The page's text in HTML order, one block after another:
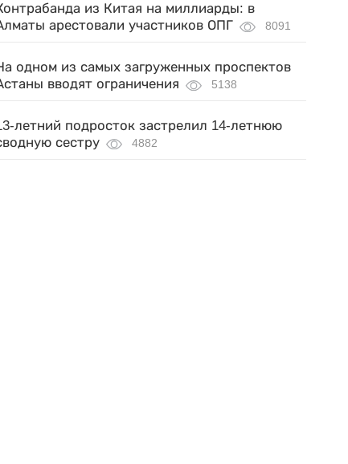
из Китая на миллиарды: в
арестовали участников ОПГ
8091
одном из самых загруженных проспектов
вводят ограничения
5138
летний подросток застрелил 14-летнюю
сестру
4882